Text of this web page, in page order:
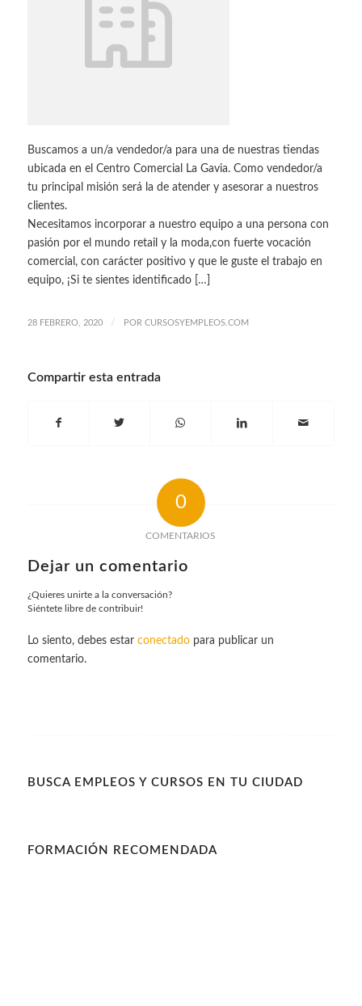
Buscamos a un/a vendedor/a para una de nuestras tiendas
ubicada en el Centro Comercial La Gavia. Como vendedor/a
tu principal misión será la de atender y asesorar a nuestros
clientes.
Necesitamos incorporar a nuestro equipo a una persona con
pasión por el mundo retail y la moda,con fuerte vocación
comercial, con carácter positivo y que le guste el trabajo en
equipo, ¡Si te sientes identificado […]
28 FEBRERO, 2020 / POR CURSOSYEMPLEOS.COM
Compartir esta entrada
0
COMENTARIOS
Dejar un comentario
¿Quieres unirte a la conversación?
Siéntete libre de contribuir!
Lo siento, debes estar conectadopara publicar un
comentario.
BUSCA EMPLEOS Y CURSOS EN TU CIUDAD
FORMACIÓN RECOMENDADA